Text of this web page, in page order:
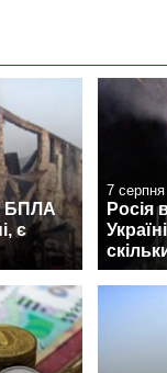
БПЛА
є
7 серпня
Росія